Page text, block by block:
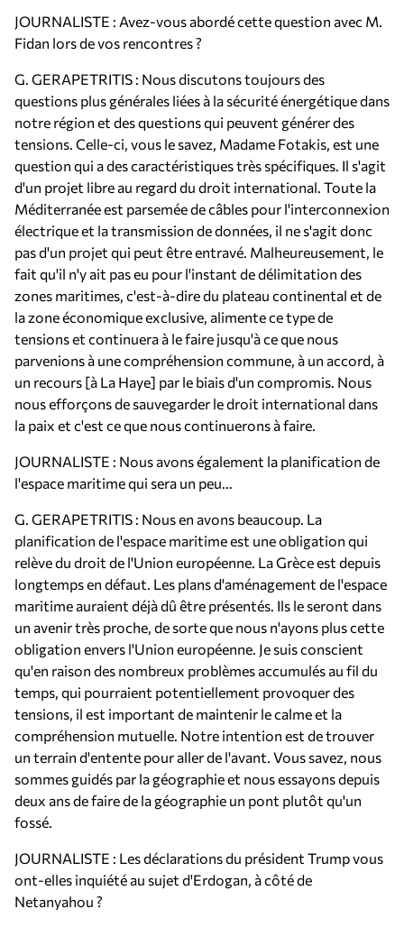
JOURNALISTE : Avez-vous abordé cette question avec M.
Fidan lors de vos rencontres ?
G. GERAPETRITIS : Nous discutons toujours des
questions plus générales liées à la sécurité énergétique dans
notre région et des questions qui peuvent générer des
tensions. Celle-ci, vous le savez, Madame Fotakis, est une
question qui a des caractéristiques très spécifiques. Il s'agit
d'un projet libre au regard du droit international. Toute la
Méditerranée est parsemée de câbles pour l'interconnexion
électrique et la transmission de données, il ne s'agit donc
pas d'un projet qui peut être entravé. Malheureusement, le
fait qu'il n'y ait pas eu pour l'instant de délimitation des
zones maritimes, c'est-à-dire du plateau continental et de
la zone économique exclusive, alimente ce type de
tensions et continuera à le faire jusqu'à ce que nous
parvenions à une compréhension commune, à un accord, à
un recours [à La Haye] par le biais d'un compromis. Nous
nous efforçons de sauvegarder le droit international dans
la paix et c'est ce que nous continuerons à faire.
JOURNALISTE : Nous avons également la planification de
l'espace maritime qui sera un peu...
G. GERAPETRITIS : Nous en avons beaucoup. La
planification de l'espace maritime est une obligation qui
relève du droit de l'Union européenne. La Grèce est depuis
longtemps en défaut. Les plans d'aménagement de l'espace
maritime auraient déjà dû être présentés. Ils le seront dans
un avenir très proche, de sorte que nous n'ayons plus cette
obligation envers l'Union européenne. Je suis conscient
qu'en raison des nombreux problèmes accumulés au fil du
temps, qui pourraient potentiellement provoquer des
tensions, il est important de maintenir le calme et la
compréhension mutuelle. Notre intention est de trouver
un terrain d'entente pour aller de l'avant. Vous savez, nous
sommes guidés par la géographie et nous essayons depuis
deux ans de faire de la géographie un pont plutôt qu'un
fossé.
JOURNALISTE : Les déclarations du président Trump vous
ont-elles inquiété au sujet d'Erdogan, à côté de
Netanyahou ?